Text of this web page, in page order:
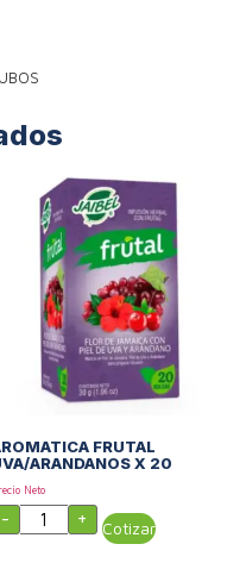
FRUTAL
ARANDANOS X 20
Neto
- + Cotizar